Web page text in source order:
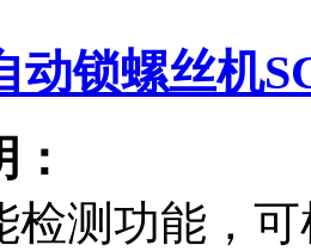
动锁螺丝机
检测功能，